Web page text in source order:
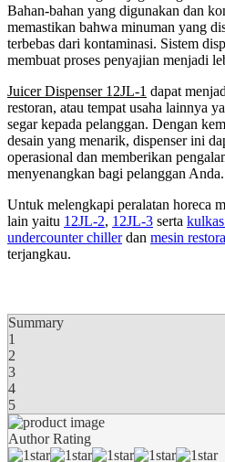
Bahan-bahan yang digunakan dan
memastikan bahwa minuman yang
terbebas dari kontaminasi. Sistem
membuat proses penyajian menjadi
Juicer Dispenser 12JL-1 dapat
restoran, atau tempat usaha lainnya
segar kepada pelanggan. Dengan
desain yang menarik, dispenser ini
operasional dan memberikan
menyenangkan bagi pelanggan Anda.
Untuk melengkapi peralatan horeca
lain yaitu 12JL-2, 12JL-3 serta
undercounter chillerdan mesin
terjangkau.
Summary
1
2
3
4
5
Author Rating